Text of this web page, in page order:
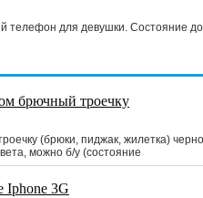
телефон для девушки. Состояние
брючный троечку
(брюки, пиджак, жилетка)
можно б/у (состояние
3G